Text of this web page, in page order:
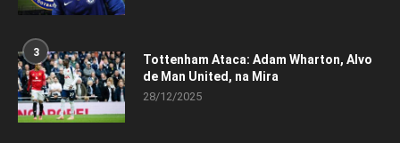
3
Tottenham Ataca: Adam Wharton, Alvo
de Man United, na Mira
28/12/2025